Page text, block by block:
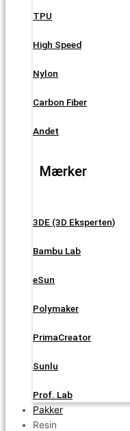
TPU
High Speed
Nylon
Carbon Fiber
Andet
Mærker
3DE (3D Eksperten)
Bambu Lab
eSun
Polymaker
PrimaCreator
Sunlu
Prof. Lab
Pakker
Resin